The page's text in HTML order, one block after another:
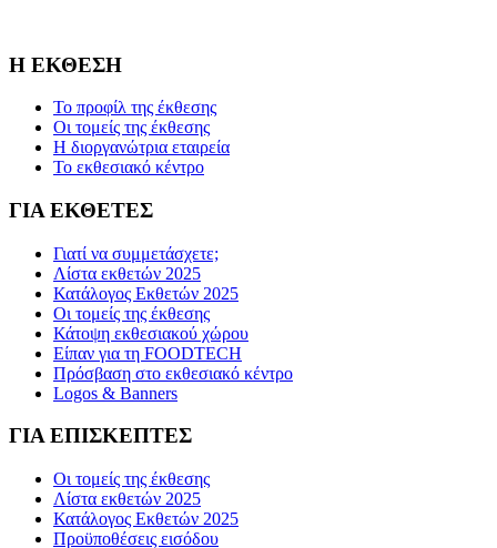
Η ΕΚΘΕΣΗ
Το προφίλ της έκθεσης
Οι τομείς της έκθεσης
Η διοργανώτρια εταιρεία
Το εκθεσιακό κέντρο
ΓΙΑ ΕΚΘΕΤΕΣ
Γιατί να συμμετάσχετε;
Λίστα εκθετών 2025
Κατάλογος Εκθετών 2025
Οι τομείς της έκθεσης
Κάτοψη εκθεσιακού χώρου
Είπαν για τη FOODTECH
Πρόσβαση στο εκθεσιακό κέντρο
Logos & Banners
ΓΙΑ ΕΠΙΣΚΕΠΤΕΣ
Οι τομείς της έκθεσης
Λίστα εκθετών 2025
Κατάλογος Εκθετών 2025
Προϋποθέσεις εισόδου